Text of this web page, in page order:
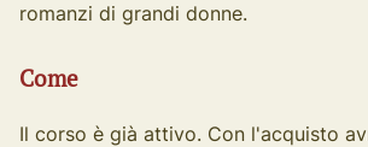
romanzi di grandi donne.
Come
Il corso è già attivo. Con l'acquisto